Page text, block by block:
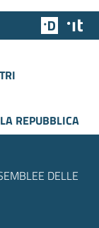
Team
REPUBBLICA
DELLE